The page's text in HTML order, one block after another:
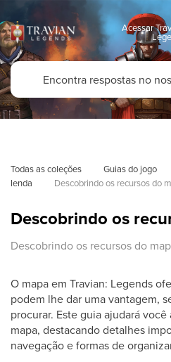
Acessar
Todas as coleções Guias do jogo
lenda
Descobrindo os recursos do
Descobrindo os
Descobrindo os recursos do
O mapa em Travian: Legends
podem lhe dar uma vantagem,
procurar. Este guia ajudará
mapa, destacando detalhes
navegação e formas de